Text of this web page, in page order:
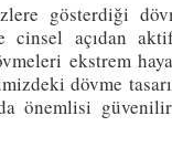
gösterdiği
cinsel açıdan
ekstrem
dövme
da önemlisi